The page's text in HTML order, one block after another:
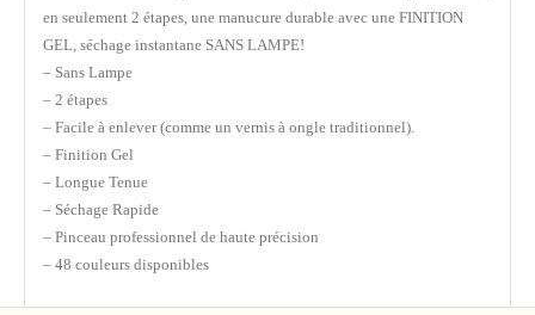
en seulement 2 étapes, une manucure durable avec une FINITION
GEL, séchage instantane SANS LAMPE!
– Sans Lampe
– 2 étapes
– Facile à enlever (comme un vernis à ongle traditionnel).
– Finition Gel
– Longue Tenue
– Séchage Rapide
– Pinceau professionnel de haute précision
– 48 couleurs disponibles